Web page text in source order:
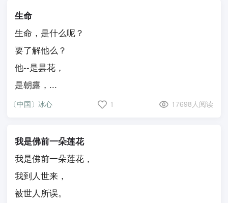
生命
生命，是什么呢？
要了解他么？
他--是昙花，
是朝露，...
〔中国〕冰心 1 17698人阅读
我是佛前一朵莲花
我是佛前一朵莲花，
我到人世来，
被世人所误。